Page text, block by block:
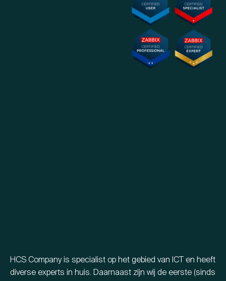
HCS Company is specialist op het gebied van ICT en heeft
diverse experts in huis. Daarnaast zijn wij de eerste (sinds